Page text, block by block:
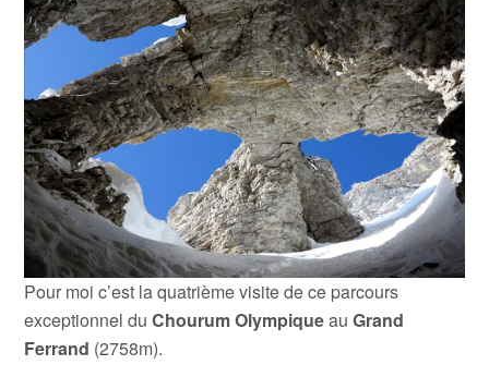
Pour moi c’est la quatrième visite de ce parcours
exceptionnel duChourum OlympiqueauGrand
Ferrand (2758m).